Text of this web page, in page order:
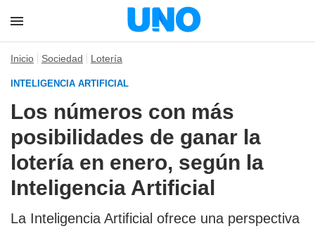
Inicio Sociedad Lotería
INTELIGENCIA ARTIFICIAL
Los números con más
posibilidades de ganar la
lotería en enero, según la
Inteligencia Artificial
La Inteligencia Artificial ofrece una perspectiva